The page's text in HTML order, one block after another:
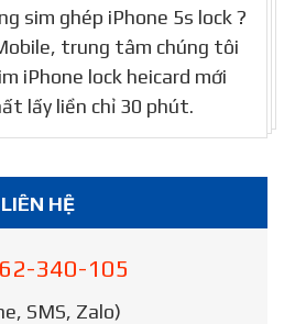
sim ghép iPhone 5s lock ?
trung tâm chúng tôi
iPhone lock heicard mới
lấy liền chỉ 30 phút.
LIÊN HỆ
340-105
SMS, Zalo)